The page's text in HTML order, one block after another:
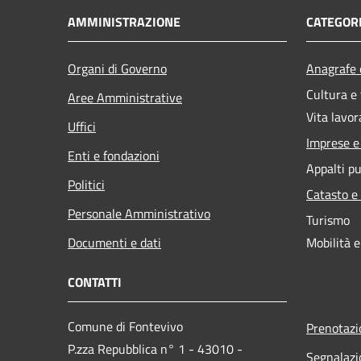
AMMINISTRAZIONE
Organi di Governo
Aree Amministrative
Uffici
Enti e fondazioni
Politici
Personale Amministrativo
Documenti e dati
Cultura
Vita
Imprese
Appalti
Catasto
Turismo
Mobilità
CONTATTI
Comune di Fontevivo
P.zza Repubblica n° 1 - 43010 -